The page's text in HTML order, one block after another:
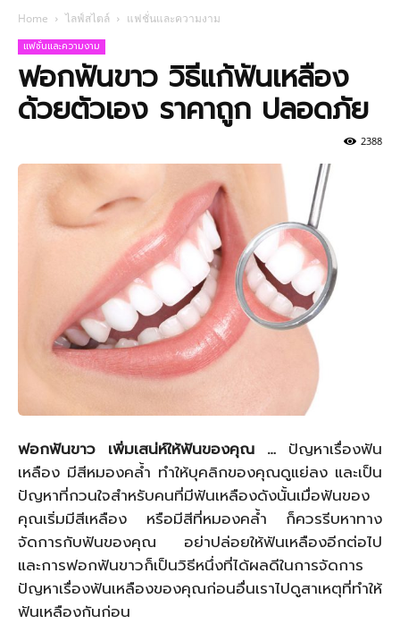
Home ไลฟ์สไตล์ แฟชั่นและความงาม
แฟชั่นและความงาม
ฟอกฟันขาว วิธีแก้ฟันเหลือง
ด้วยตัวเอง ราคาถูก ปลอดภัย
2388
ฟอกฟันขาว เพิ่มเสน่ห์ให้ฟันของคุณ … ปัญหาเรื่องฟัน
เหลือง มีสีหมองคล้ำ ทำให้บุคลิกของคุณดูแย่ลง และเป็น
ปัญหาที่กวนใจสำหรับคนที่มีฟันเหลืองดังนั้นเมื่อฟันของ
คุณเริ่มมีสีเหลือง หรือมีสีที่หมองคล้ำ ก็ควรรีบหาทาง
จัดการกับฟันของคุณ อย่าปล่อยให้ฟันเหลืองอีกต่อไป
และการฟอกฟันขาวก็เป็นวิธีหนึ่งที่ได้ผลดีในการจัดการ
ปัญหาเรื่องฟันเหลืองของคุณก่อนอื่นเราไปดูสาเหตุที่ทำให้
ฟันเหลืองกันก่อน